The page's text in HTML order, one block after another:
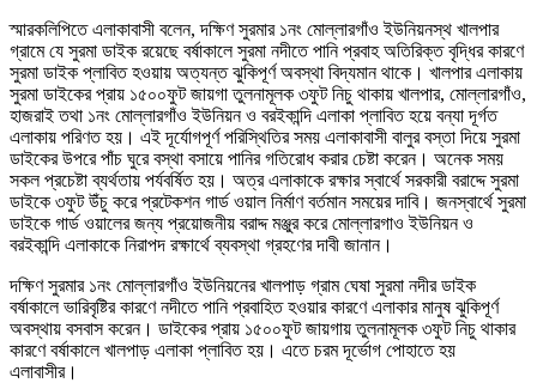
স্মারকলিপিতে এলাকাবাসী বলেন, দক্ষিণ সুরমার ১নং মোল্লারগাঁও ইউনিয়নস্থ খালপার
গ্রামে যে সুরমা ডাইক রয়েছে বর্ষাকালে সুরমা নদীতে পানি প্রবাহ অতিরিক্ত বৃদ্ধির কারণে
সুরমা ডাইক প্লাবিত হওয়ায় অত্যন্ত ঝুকিপূর্ণ অবস্থা বিদ্যমান থাকে। খালপার এলাকায়
সুরমা ডাইকের প্রায় ১৫০০ফুট জায়গা তুলনামূলক ৩ফুট নিচু থাকায় খালপার, মোল্লারগাঁও,
হাজরাই তথা ১নং মোল্লারগাঁও ইউনিয়ন ও বরইকান্দি এলাকা প্লাবিত হয়ে বন্যা দূর্গত
এলাকায় পরিণত হয়। এই দূর্যোগপূর্ণ পরিস্থিতির সময় এলাকাবাসী বালুর বস্তা দিয়ে সুরমা
ডাইকের উপরে পাঁচ ঘুরে বস্থা বসায়ে পানির গতিরোধ করার চেষ্টা করেন। অনেক সময়
সকল প্রচেষ্টা ব্যর্থতায় পর্যবর্ষিত হয়। অত্র এলাকাকে রক্ষার স্বার্থে সরকারী বরাদ্দে সুরমা
ডাইকে ৩ফুট উঁচু করে প্রটেকশন গার্ড ওয়াল নির্মাণ বর্তমান সময়ের দাবি। জনস্বার্থে সুরমা
ডাইকে গার্ড ওয়ালের জন্য প্রয়োজনীয় বরাদ্দ মঞ্জুর করে মোল্লারগাও ইউনিয়ন ও
বরইকান্দি এলাকাকে নিরাপদ রক্ষার্থে ব্যবস্থা গ্রহণের দাবী জানান।
দক্ষিণ সুরমার ১নং মোল্লারগাঁও ইউনিয়নের খালপাড় গ্রাম ঘেষা সুরমা নদীর ডাইক
বর্ষাকালে ভারিবৃষ্টির কারণে নদীতে পানি প্রবাহিত হওয়ার কারণে এলাকার মানুষ ঝুকিপূর্ণ
অবস্থায় বসবাস করেন। ডাইকের প্রায় ১৫০০ফুট জায়গায় তুলনামূলক ৩ফুট নিচু থাকার
কারণে বর্ষাকালে খালপাড় এলাকা প্লাবিত হয়। এতে চরম দূর্ভোগ পোহাতে হয়
এলাবাসীর।